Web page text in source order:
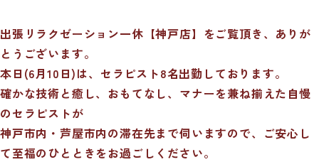
出張リラクゼーション一休【神戸店】をご覧頂き、ありが
とうございます。
本日(6月10日)は、セラピスト8名出勤しております。
確かな技術と癒し、おもてなし、マナーを兼ね揃えた自慢
のセラピストが
神戸市内・芦屋市内の滞在先まで伺いますので、ご安心し
て至福のひとときをお過ごしください。